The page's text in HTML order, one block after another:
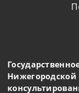
Нижегородской